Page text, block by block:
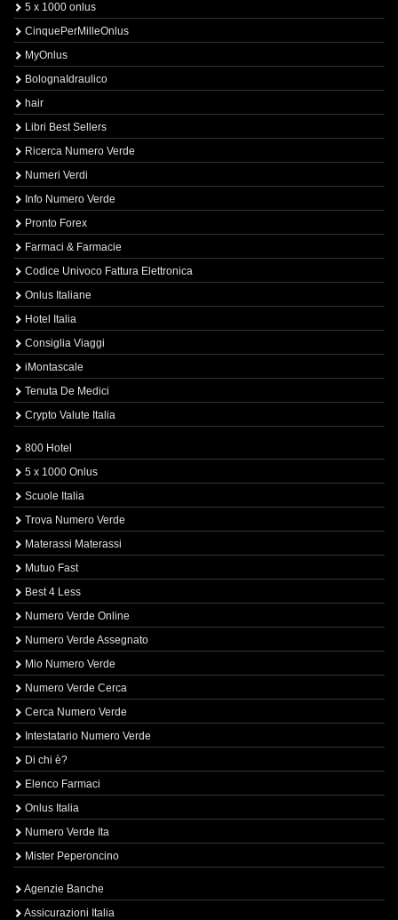
5 x 1000 onlus
CinquePerMilleOnlus
MyOnlus
BolognaIdraulico
hair
Libri Best Sellers
Ricerca Numero Verde
Numeri Verdi
Info Numero Verde
Pronto Forex
Farmaci & Farmacie
Codice Univoco Fattura Elettronica
Onlus Italiane
Hotel Italia
Consiglia Viaggi
iMontascale
Tenuta De Medici
Crypto Valute Italia
800 Hotel
5 x 1000 Onlus
Scuole Italia
Trova Numero Verde
Materassi Materassi
Mutuo Fast
Best 4 Less
Numero Verde Online
Numero Verde Assegnato
Mio Numero Verde
Numero Verde Cerca
Cerca Numero Verde
Intestatario Numero Verde
Di chi è?
Elenco Farmaci
Onlus Italia
Numero Verde Ita
Mister Peperoncino
Agenzie Banche
Assicurazioni Italia